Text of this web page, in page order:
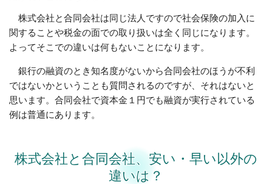
株式会社と合同会社は同じ法人ですので社会保険の加入に
関することや税金の面での取り扱いは全く同じになります。
よってそこでの違いは何もないことになります。
銀行の融資のとき知名度がないから合同会社のほうが不利
ではないかということも質問されるのですが、それはないと
思います。合同会社で資本金１円でも融資が実行されている
例は普通にあります。
株式会社と合同会社、安い・早い以外の
違いは？